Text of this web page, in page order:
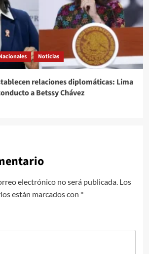
Noticias
relaciones diplomáticas: Lima
a Betssy Chávez
electrónico no será publicada. Los
están marcados con *